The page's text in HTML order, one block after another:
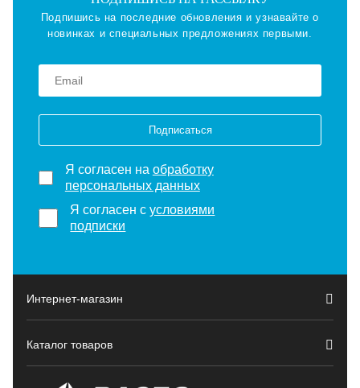
Подпишись на последние обновления и узнавайте о
новинках и специальных предложениях первыми.
Подписаться
Я согласен на обработку
персональных данных
Я согласен сусловиями
подписки
Интернет-магазин
Каталог товаров